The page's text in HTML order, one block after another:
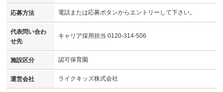
応募方法 電話または応募ボタンからエントリーして下さい。
代表問い合わ
せ先
キャリア採用担当 0120-314-506
施設区分 認可保育園
運営会社 ライクキッズ株式会社